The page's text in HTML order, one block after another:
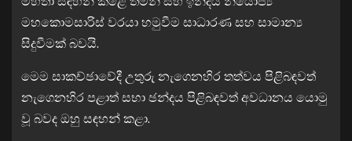
මහකොමසාරිස් වරයා හමුවීම සාධාරණ සහ සාමාන්‍ය
සිදුවීමක් බවයි.
මෙම සාකච්ඡාවේදී උතුරු නැගෙනහිර තත්වය පිළිබඳවත්
නැගෙනහිර පළාත් සභා ඡන්දය පිළිබඳවත් අවධානය යොමු
වූ බවද ඔහු සඳහන් කළා.